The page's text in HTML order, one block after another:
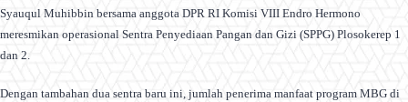
Syauqul Muhibbin bersama anggota DPR RI Komisi VIII Endro Hermono
meresmikan operasional Sentra Penyediaan Pangan dan Gizi (SPPG) Plosokerep 1
dan 2.
Dengan tambahan dua sentra baru ini, jumlah penerima manfaat program MBG di